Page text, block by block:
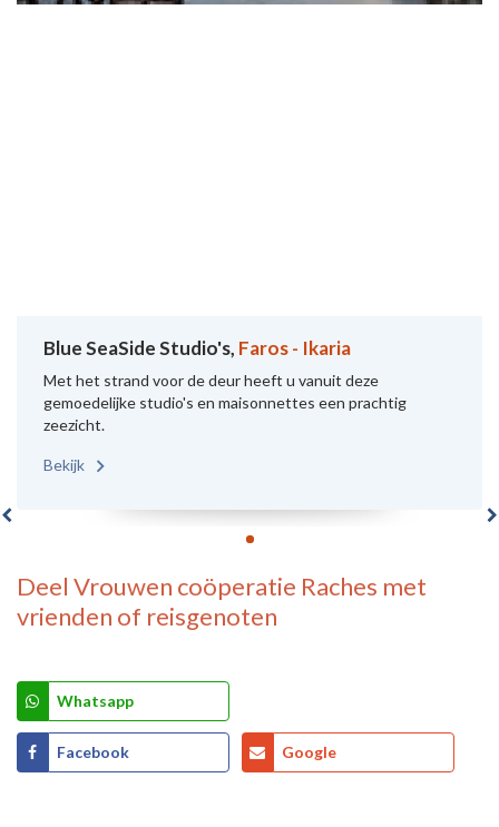
Blue SeaSide Studio's, Faros - Ikaria
Met het strand voor de deur heeft u vanuit deze
gemoedelijke studio's en maisonnettes een prachtig
zeezicht.
Bekijk
Deel Vrouwen coöperatie Raches met
vrienden of reisgenoten
Whatsapp
Facebook Google